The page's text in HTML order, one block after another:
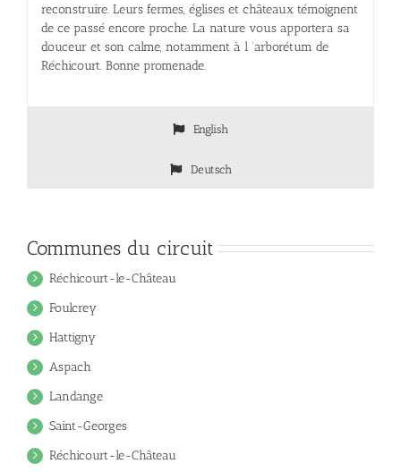
reconstruire. Leurs fermes, églises et châteaux témoignent
de ce passé encore proche. La nature vous apportera sa
douceur et son calme, notamment à l ‘arborétum de
Réchicourt. Bonne promenade.
English
Deutsch
Communes du circuit
Réchicourt-le-Château
Foulcrey
Hattigny
Aspach
Landange
Saint-Georges
Réchicourt-le-Château